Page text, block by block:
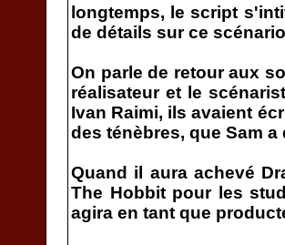
longtemps, le script
de détails sur ce
On parle de retour aux
réalisateur et le
Ivan Raimi, ils avaient
des ténèbres, que Sam a
Quand il aura achevé
The Hobbit pour les
agira en tant que